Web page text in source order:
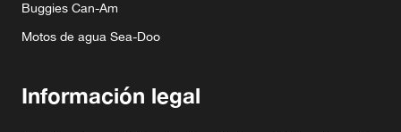
Buggies Can-Am
Motos de agua Sea-Doo
Información legal